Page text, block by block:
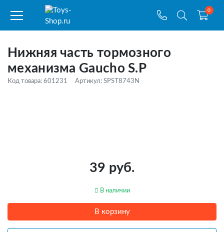
0
Нижняя часть тормозного
механизма Gaucho S.P
Код товара: 601231 Артикул: SPST8743N
39 руб.
В наличии
В корзину